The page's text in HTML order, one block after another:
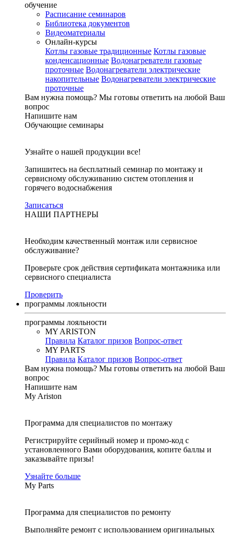
обучение
Расписание семинаров
Библиотека документов
Видеоматериалы
Онлайн-курсы
Котлы газовые традиционные Котлы газовые
конденсационные Водонагреватели газовые
проточные Водонагреватели электрические
накопительные Водонагреватели электрические
проточные
Вам нужна помощь? Мы готовы ответить на любой Ваш
вопрос
Напишите нам
Обучающие семинары
Узнайте о нашей продукции все!
Запишитесь на бесплатный семинар по монтажу и
сервисному обслуживанию систем отопления и
горячего водоснабжения
Записаться
НАШИ ПАРТНЕРЫ
Необходим качественный монтаж или сервисное
обслуживание?
Проверьте срок действия сертификата монтажника или
сервисного специалиста
Проверить
программы лояльности
программы лояльности
MY ARISTON
Правила Каталог призов Вопрос-ответ
MY PARTS
Правила Каталог призов Вопрос-ответ
Вам нужна помощь? Мы готовы ответить на любой Ваш
вопрос
Напишите нам
My Ariston
Программа для специалистов по монтажу
Регистрируйте серийный номер и промо-код с
установленного Вами оборудования, копите баллы и
заказывайте призы!
Узнайте больше
My Parts
Программа для специалистов по ремонту
Выполняйте ремонт с использованием оригинальных